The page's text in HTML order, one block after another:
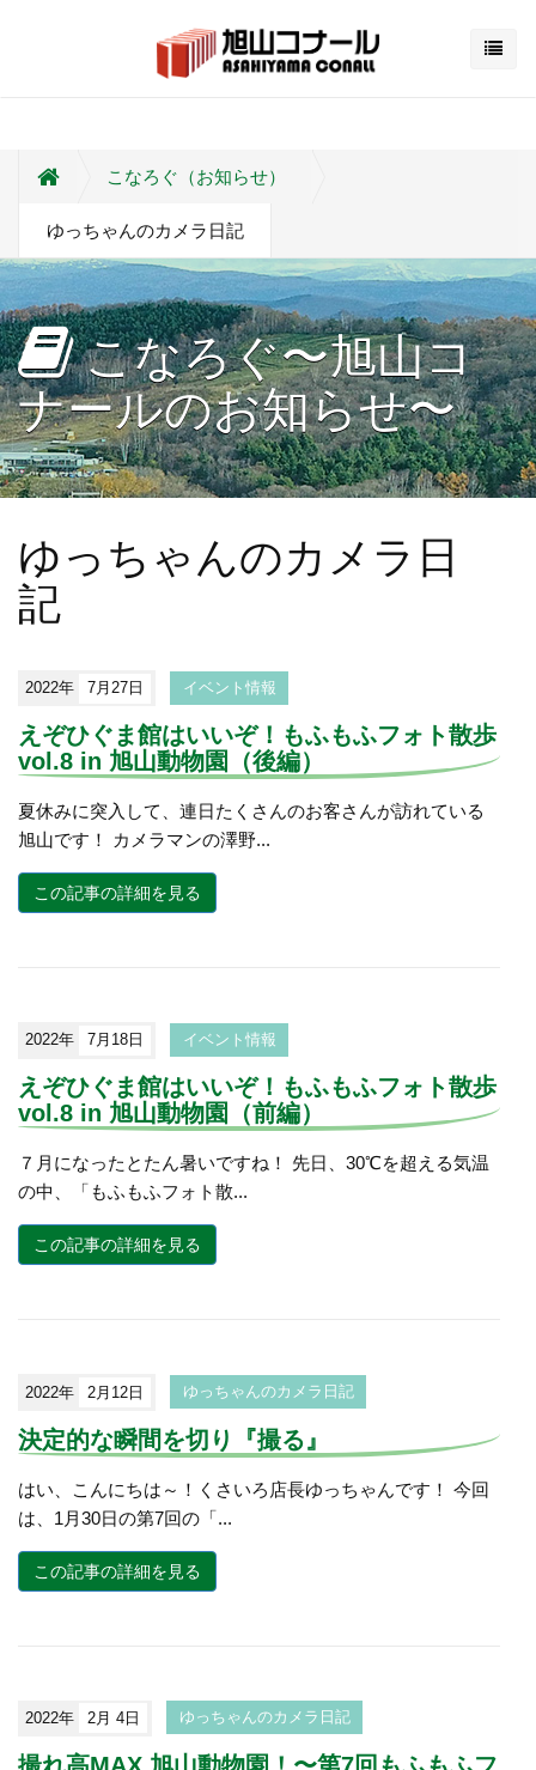
こなろぐ（お知らせ）
ゆっちゃんのカメラ日記
こなろぐ〜旭山コ
ナールのお知らせ〜
ゆっちゃんのカメラ日
記
2022年 7月27日 イベント情報
えぞひぐま館はいいぞ！もふもふフォト散歩
vol.8 in 旭山動物園（後編）
夏休みに突入して、連日たくさんのお客さんが訪れている
旭山です！ カメラマンの澤野...
この記事の詳細を見る
2022年 7月18日 イベント情報
えぞひぐま館はいいぞ！もふもふフォト散歩
vol.8 in 旭山動物園（前編）
７月になったとたん暑いですね！ 先日、30℃を超える気温
の中、「もふもふフォト散...
この記事の詳細を見る
2022年 2月12日 ゆっちゃんのカメラ日記
決定的な瞬間を切り『撮る』
はい、こんにちは～！くさいろ店長ゆっちゃんです！ 今回
は、1月30日の第7回の「...
この記事の詳細を見る
2022年 2月 4日 ゆっちゃんのカメラ日記